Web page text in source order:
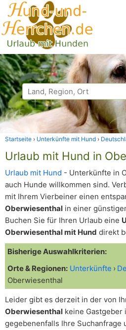
Startseite Unterkünfte mit Hund
Urlaub mit Hund in
Urlaub mit Hund - Unterkünfte in
auch Hunde willkommen sind.
mit Ihrem Vierbeiner einen
Oberwiesenthal in einer
Buchen Sie für Ihren Urlaub eine
Oberwiesenthal mit Hund direkt
Bisherige Auswahlkriterien:
Orte & Regionen: Unterkünfte
Oberwiesenthal
Leider gibt es derzeit in der von
Oberwiesenthal keine Gastgeber
gegebenenfalls Ihre Suchanfrage